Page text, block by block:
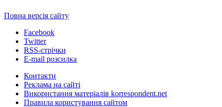
Повна версія сайту
Facebook
Twitter
RSS-стрічки
E-mail розсилка
Контакти
Реклама на сайті
Використання матеріалів korrespondent.net
Правила користування сайтом